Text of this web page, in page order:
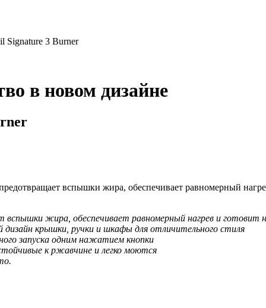
Signature 3 Burner
в новом дизайне
вспышки жира, обеспечивает равномерный
вспышки жира, обеспечивает равномерный нагрев и готовит
крышки, ручки и шкафы для отличительного стиля
запуска одним нажатием кнопки
к ржавчине и легко моются